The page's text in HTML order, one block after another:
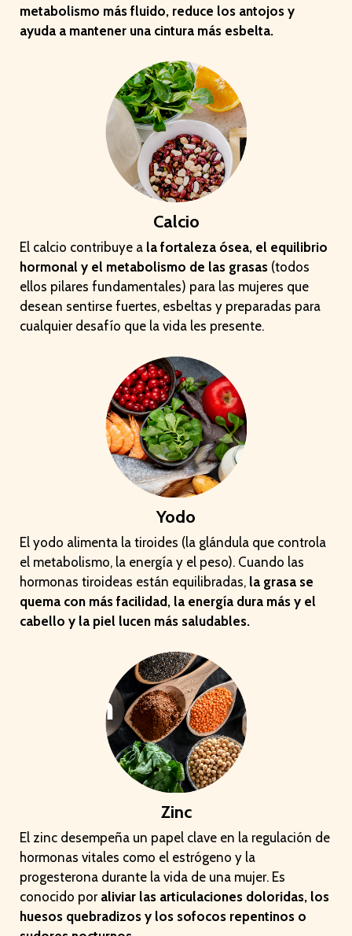
metabolismo más fluido, reduce los antojos y
ayuda a mantener una cintura más esbelta.
Calcio
El calcio contribuye a la fortaleza ósea, el equilibrio
hormonal y el metabolismo de las grasas (todos
ellos pilares fundamentales) para las mujeres que
desean sentirse fuertes, esbeltas y preparadas para
cualquier desafío que la vida les presente.
Yodo
El yodo alimenta la tiroides (la glándula que controla
el metabolismo, la energía y el peso). Cuando las
hormonas tiroideas están equilibradas, la grasa se
quema con más facilidad, la energía dura más y el
cabello y la piel lucen más saludables.
Zinc
El zinc desempeña un papel clave en la regulación de
hormonas vitales como el estrógeno y la
progesterona durante la vida de una mujer. Es
conocido por aliviar las articulaciones doloridas, los
huesos quebradizos y los sofocos repentinos o